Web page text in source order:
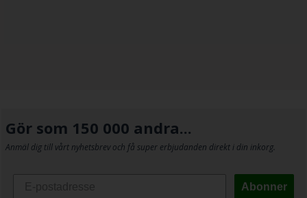
Gör som 150 000 andra...
Anmäl dig till vårt nyhetsbrev och få super erbjudanden direkt i din inkorg.
Abonner